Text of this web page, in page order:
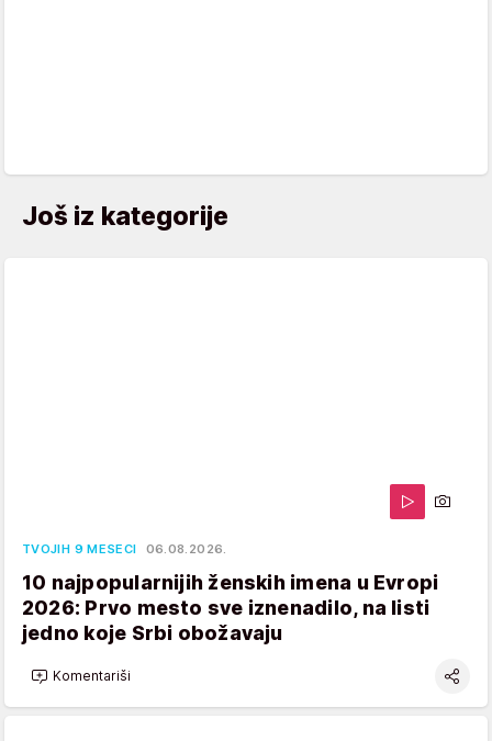
Još iz kategorije
TVOJIH 9 MESECI 06.08.2026.
10 najpopularnijih ženskih imena u Evropi
2026: Prvo mesto sve iznenadilo, na listi
jedno koje Srbi obožavaju
Komentariši